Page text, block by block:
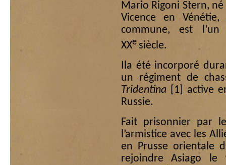
Mario Rigoni Stern,
Vicence en
commune, est
XXe siècle.
Ila été incorporé
un régiment de
Tridentina
[1]
active
Russie.
Fait prisonnier par
l’armistice avec les
en Prusse orientale
rejoindre Asiago le